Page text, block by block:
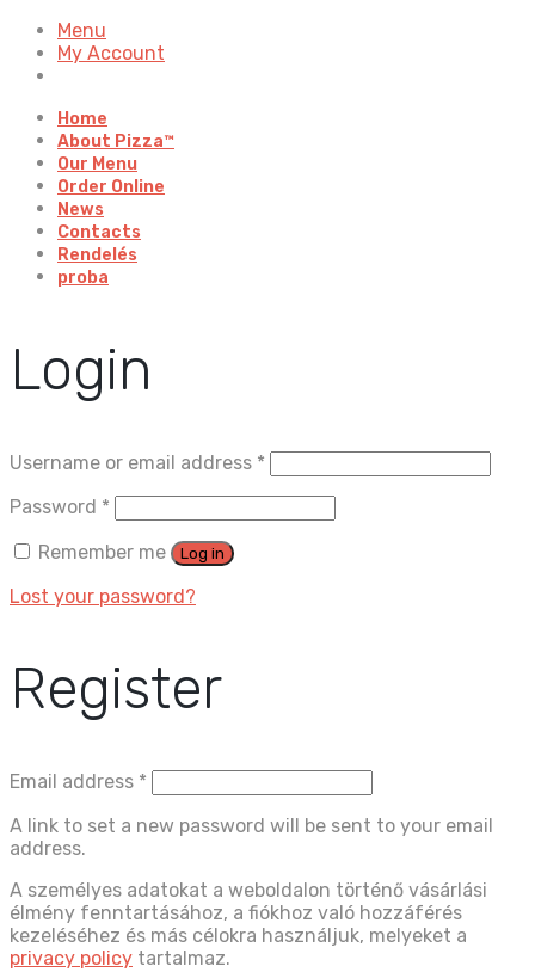
Menu
My Account
Home
About Pizza™
Our Menu
Order Online
News
Contacts
Rendelés
proba
Login
Username or email address *
Password *
Remember me
Log in
Lost your password?
Register
Email address *
A link to set a new password will be sent to your email
address.
A személyes adatokat a weboldalon történő vásárlási
élmény fenntartásához, a fiókhoz való hozzáférés
kezeléséhez és más célokra használjuk, melyeket a
privacy policy tartalmaz.